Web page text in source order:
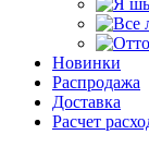
Новинки
Распродажа
Доставка
Расчет